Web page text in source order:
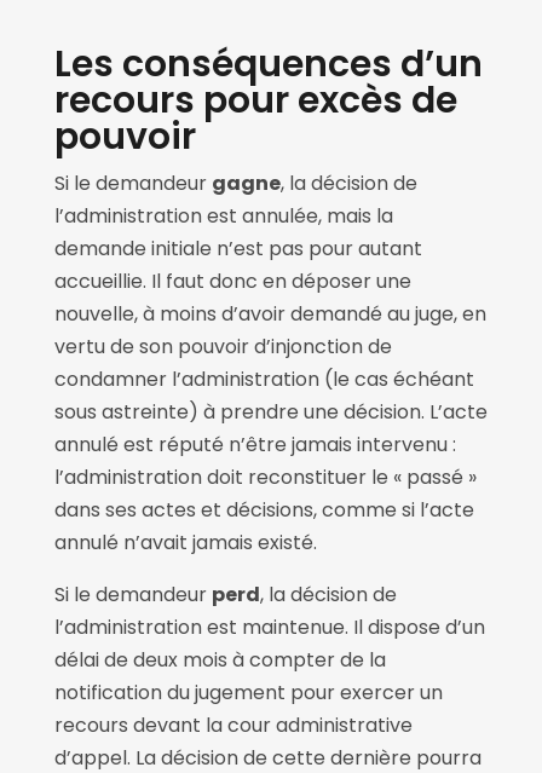
Les conséquences d’un
recours pour excès de
pouvoir
Si le demandeur gagne, la décision de
l’administration est annulée, mais la
demande initiale n’est pas pour autant
accueillie. Il faut donc en déposer une
nouvelle, à moins d’avoir demandé au juge, en
vertu de son pouvoir d’injonction de
condamner l’administration (le cas échéant
sous astreinte) à prendre une décision. L’acte
annulé est réputé n’être jamais intervenu :
l’administration doit reconstituer le « passé »
dans ses actes et décisions, comme si l’acte
annulé n’avait jamais existé.
Si le demandeur perd, la décision de
l’administration est maintenue. Il dispose d’un
délai de deux mois à compter de la
notification du jugement pour exercer un
recours devant la cour administrative
d’appel. La décision de cette dernière pourra